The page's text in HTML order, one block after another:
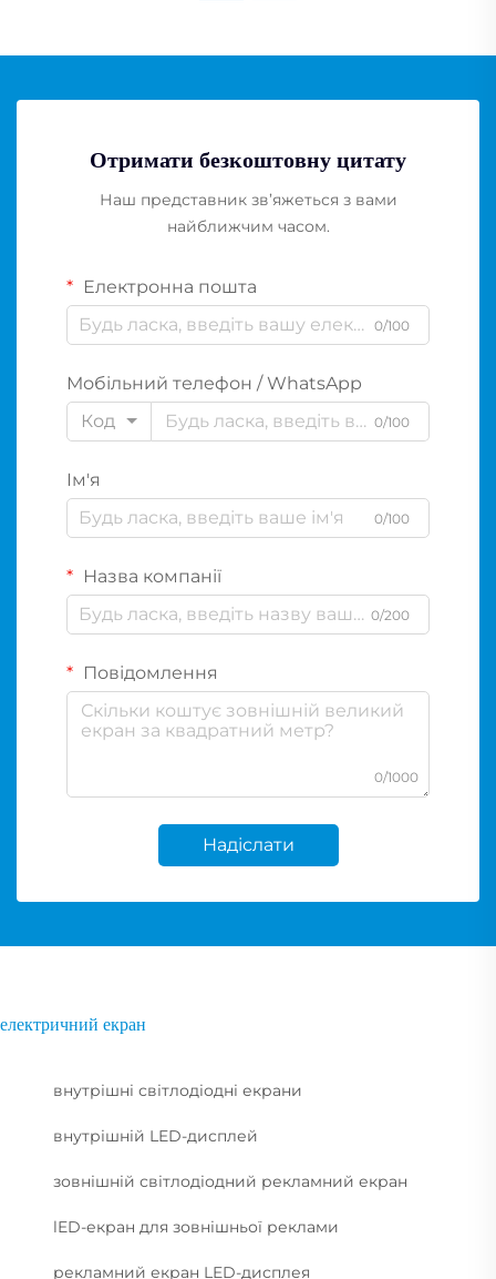
Отримати безкоштовну цитату
Наш представник зв’яжеться з вами
найближчим часом.
Електронна пошта
0/100
Мобільний телефон / WhatsApp
Код
0/100
Ім'я
0/100
Назва компанії
0/200
Повідомлення
0/1000
Надіслати
електричний екран
внутрішні світлодіодні екрани
внутрішній LED-дисплей
зовнішній світлодіодний рекламний екран
lED-екран для зовнішньої реклами
рекламний екран LED-дисплея